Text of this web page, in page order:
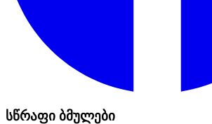
სწრაფი ბმულები